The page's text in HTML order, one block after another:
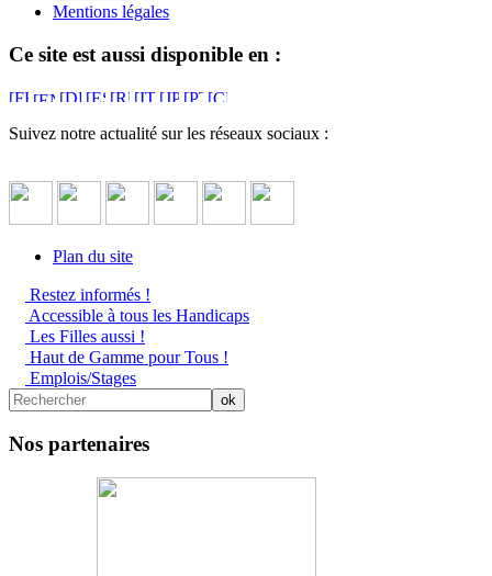
Mentions légales
Ce site est aussi disponible en :
Suivez notre actualité sur les réseaux sociaux :
Plan du site
Restez informés !
Accessible à tous les Handicaps
Les Filles aussi !
Haut de Gamme pour Tous !
Emplois/Stages
Nos partenaires